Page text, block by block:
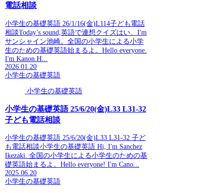
電話相談
小学生の基礎英語 26/1/16(金)L114子ども電話
相談Today’s sound,英語で連想クイズはい、I'm
サンシャイン池崎。全国の小学生による小学
生のための基礎英語始まるよ。Hello everyone.
I'm Kanon.H...
2026.01.20
小学生の基礎英語
小学生の基礎英語
小学生の基礎英語 25/6/20(金)L33 L31-32
子ども電話相談
小学生の基礎英語 25/6/20(金)L33 L31-32 子ど
も電話相談小学生の基礎英語 Hi, I'm Sanchez
Ikezaki. 全国の小学生による小学生のための基
礎英語始まるよ。Hello everyone! I'm Cano...
2025.06.20
小学生の基礎英語